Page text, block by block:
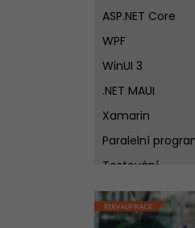
ASP.NET Core
WPF
WinUI 3
.NET MAUI
Xamarin
Paralelní
Testování
Windows Forms
Windows Store